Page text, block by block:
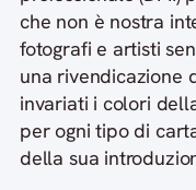
che non è nostra
fotografi e artisti
una rivendicazione
invariati i colori
per ogni tipo di
della sua